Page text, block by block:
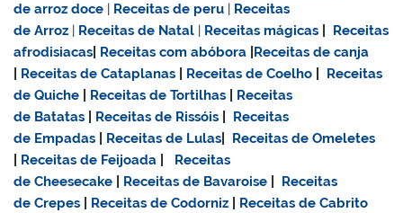
dearroz doce | Receitas de peru | Receitas
de Arroz | Receitas de Natal | Receitas mágicas
Receitas
afrodisiacas Receitas com abóbora Receitas de canja
Receitas de Cataplanas Receitas de Coelho
Receitas
de Quiche
Receitas de Tortilhas
Receitas
de Batatas
Receitas de Rissóis
Receitas
de Empadas
Receitas de Lulas
Receitas de Omeletes
Receitas de Feijoada
Receitas
de Cheesecake
Receitas de Bavaroise
Receitas
de Crepes
Receitas de Codorniz
Receitas de Cabrito